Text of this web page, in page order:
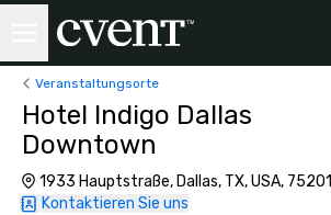
Veranstaltungsorte
Hotel Indigo Dallas
Downtown
1933 Hauptstraße, Dallas, TX, USA, 75201
Kontaktieren Sie uns